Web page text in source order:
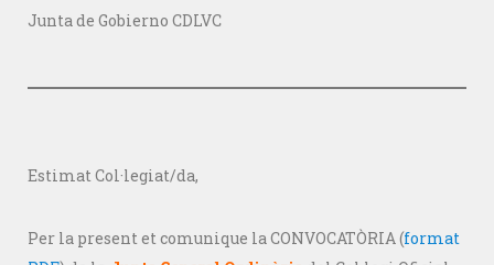
Junta de Gobierno CDLVC
Estimat Col·legiat/da,
Per la present et comunique la CONVOCATÒRIA (format